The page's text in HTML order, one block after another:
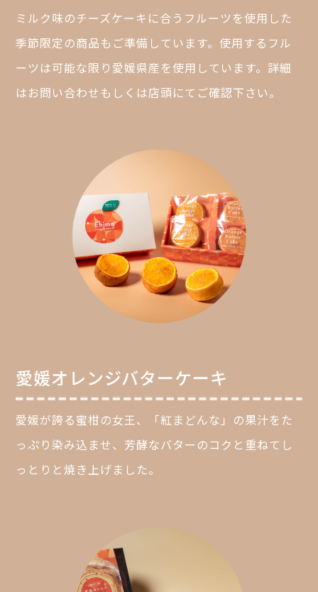
ミルク味のチーズケーキに合うフルーツを使用した
季節限定の商品もご準備しています。使用するフル
ーツは可能な限り愛媛県産を使用しています。詳細
はお問い合わせもしくは店頭にてご確認下さい。
愛媛オレンジバターケーキ
愛媛が誇る蜜柑の女王、「紅まどんな」の果汁をた
っぷり染み込ませ、芳酵なバターのコクと重ねてし
っとりと焼き上げました。